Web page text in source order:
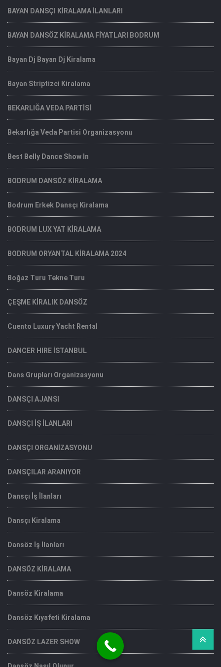
BAYAN DANSÇI KİRALAMA İLANLARI
BAYAN DANSÖZ KİRALAMA FİYATLARI BODRUM
Bayan Dj Bayan Dj Kiralama
Bayan Striptizci Kiralama
BEKARLIĞA VEDA PARTİSİ
Bekarlığa Veda Partisi Organizasyonu
Best Belly Dance Show In
BODRUM DANSÖZ KİRALAMA
Bodrum Erkek Dansçı Kiralama
BODRUM LUX YAT KİRALAMA
BODRUM ORYANTAL KİRALAMA 2024
Boğaz Turu Tekne Turu
ÇEŞME KİRALIK DANSÖZ
Cuento Luxury Yacht Rental
DANCER HIRE İSTANBUL
Dans Grupları Organizasyonu
DANSÇI AJANSI
DANSÇI İŞ İLANLARI
DANSÇI ORGANİZASYONU
DANSÇILAR ARANIYOR
Dansçı İş İlanları
Dansçı Kiralama
Dansöz İş İlanları
DANSÖZ KİRALAMA
Dansöz Kiralama
Dansöz Kıyafeti Kiralama
DANSÖZ LAZER SHOW